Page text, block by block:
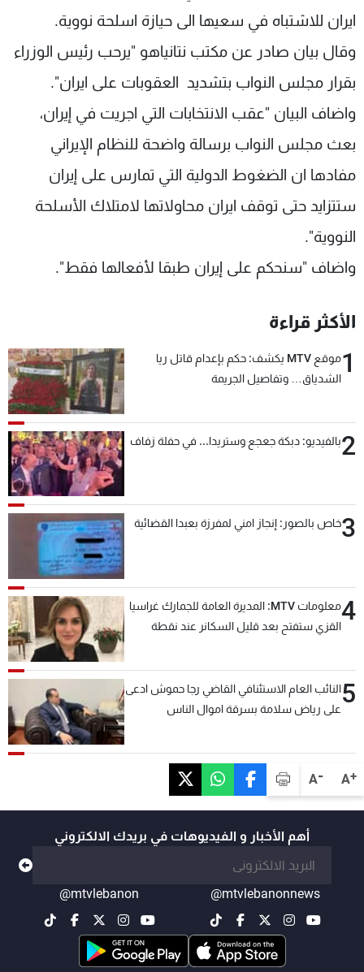
A+
A-
ايران للاشتباه في سعيها الى حيازة اسلحة نووية.
وقال بيان صادر عن مكتب نتانياهو "يرحب رئيس الوزراء
بقرار مجلس النواب بتشديد العقوبات على ايران".
واضاف البيان "عقب الانتخابات التي اجريت في إيران،
بعث مجلس النواب برسالة واضحة للنظام الإيراني
مفادها ان الضغوط الدولية التي تمارس على إيران
ستتزايد حتى توقف ايران محاولاتها لامتلاك الأسلحة
النووية".
واضاف "سنحكم على إيران طبقا لأفعالها فقط".
الأكثر قراءة
1
موقع MTV يكشف: حكم بإعدام قاتل ريا
الشدياق… وتفاصيل الجريمة
2بالفيديو: دبكة جعجع وستريدا... في حفلة زفاف
3خاص بالصور: إنجاز امني لمفرزة بعبدا القضائية
4
معلومات MTV: المديرة العامة للجمارك غراسيا
القزي ستفتح بعد قليل السكانر عند نقطة
السعودية والدول العربية
5النائب العام الاستئنافي القاضي رجا حموش ادعى
على رياض سلامة بسرقة اموال الناس
أهم الأخبار و الفيديوهات في بريدك الالكتروني
@mtvlebanonnews
@mtvlebanon
سياسة الخصوصية